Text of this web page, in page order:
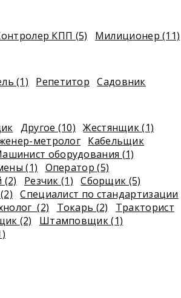
КПП (5)
Милиционер (11)
(1) Репетитор
Садовник
Другое (10)
Жестянщик (1)
метролог Кабельщик
оборудования (1)
(1)
Оператор (5)
(2) Резчик (1)
Сборщик (5)
Специалист по стандартизации
(2) Токарь (2)
Тракторист
(2)
Штамповщик (1)